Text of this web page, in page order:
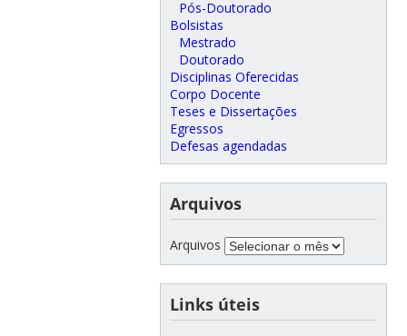
Pós-Doutorado
Bolsistas
Mestrado
Doutorado
Disciplinas Oferecidas
Corpo Docente
Teses e Dissertações
Egressos
Defesas agendadas
Arquivos
Arquivos
Links úteis